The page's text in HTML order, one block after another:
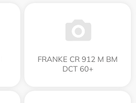
FRANKE CR 912 M BM
DCT 60+